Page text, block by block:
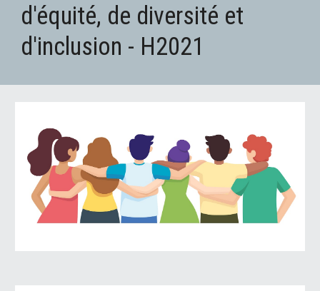
d'équité, de diversité et
d'inclusion - H2021